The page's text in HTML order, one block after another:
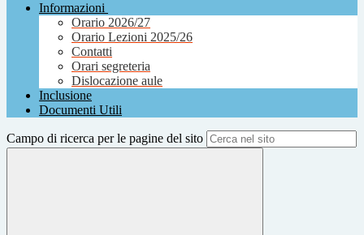
Informazioni
Orario 2026/27
Orario Lezioni 2025/26
Contatti
Orari segreteria
Dislocazione aule
Inclusione
Documenti Utili
Campo di ricerca per le pagine del sito